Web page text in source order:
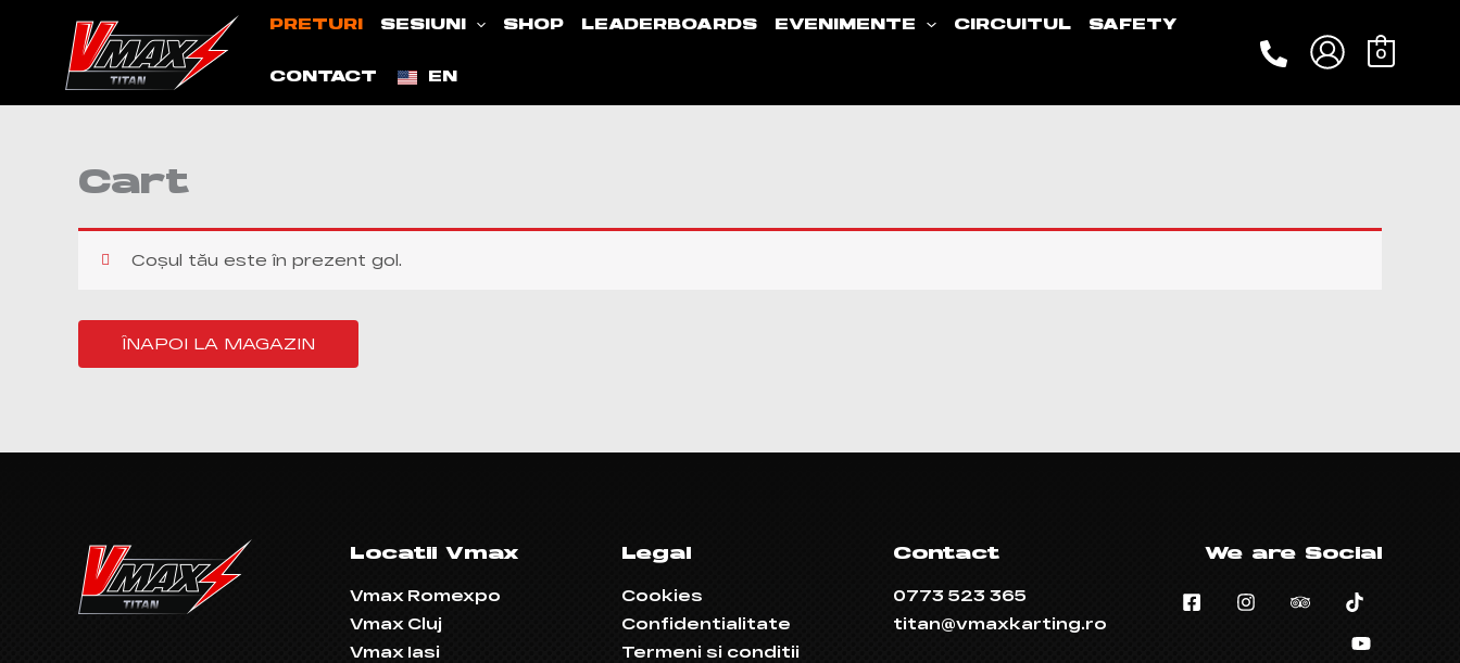
content
PRETURI SESIUNI SHOP LEADERBOARDS EVENIMENTE CIRCUITUL SAFETY
CONTACT EN
0
Cart
Coșul tău este în prezent gol.
ÎNAPOI LA MAGAZIN
Locatii Vmax
Vmax Romexpo
Vmax Cluj
Vmax Iasi
Legal
Cookies
Confidentialitate
Termeni si conditii
Contact
0773 523 365
titan@vmaxkarting.ro
We are Social